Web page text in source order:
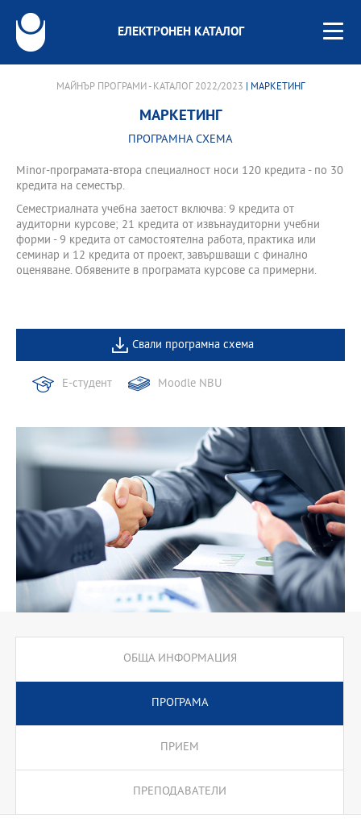
ЕЛЕКТРОНЕН КАТАЛОГ
МАЙНЪР ПРОГРАМИ - КАТАЛОГ 2022/2023 | МАРКЕТИНГ
МАРКЕТИНГ
ПРОГРАМНА СХЕМА
Minor-програмата-втора специалност носи 120 кредита - по 30
кредита на семестър.
Семестриалната учебна заетост включва: 9 кредита от
аудиторни курсове; 21 кредита от извънаудиторни учебни
форми - 9 кредита от самостоятелна работа, практика или
семинар и 12 кредита от проект, завършващи с финално
оценяване. Обявените в програмата курсове са примерни.
Свали програмна схема
Е-студент Moodle NBU
ОБЩА ИНФОРМАЦИЯ
ПРОГРАМА
ПРИЕМ
ПРЕПОДАВАТЕЛИ